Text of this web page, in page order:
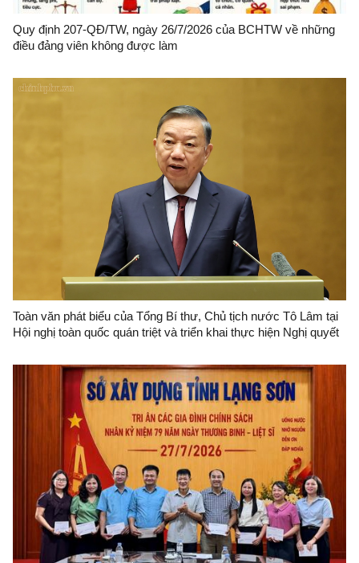
Quy định 207-QĐ/TW, ngày 26/7/2026 của BCHTW về những
điều đảng viên không được làm
Toàn văn phát biểu của Tổng Bí thư, Chủ tịch nước Tô Lâm tại
Hội nghị toàn quốc quán triệt và triển khai thực hiện Nghị quyết